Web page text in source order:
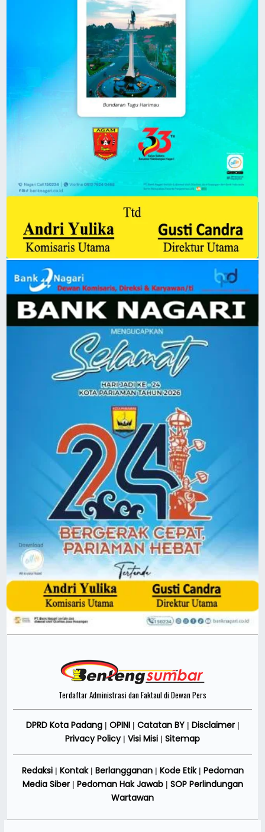
Terdaftar Administrasi dan Faktaul di Dewan Pers
DPRD Kota Padang| OPINI| Catatan BY| Disclaimer|
Privacy Policy| Visi Misi | Sitemap
Redaksi| Kontak| Berlangganan| Kode Etik| Pedoman
Media Siber| Pedoman Hak Jawab| SOP Perlindungan
Wartawan